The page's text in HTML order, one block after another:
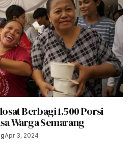
Berbagi 1.500 Porsi
Warga Semarang
Apr 3, 2024